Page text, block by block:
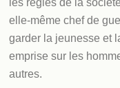
elle-­même chef de
garder la jeunesse et
emprise sur les
autres.